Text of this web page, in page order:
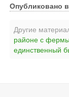
Опубликовано в
Другие
районе с
единственный